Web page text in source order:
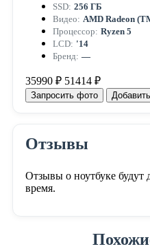
SSD: 256 ГБ
Видео: AMD Radeon
Процессор: Ryzen 5
LCD: '14
Бренд: —
35990 ₽ 51414 ₽
Запросить фото
Отзывы
Отзывы о ноутбуке
время.